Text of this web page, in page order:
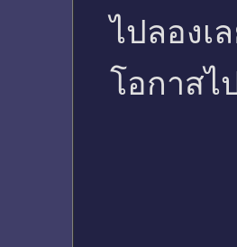
ไปลองเ
โอกาสไ